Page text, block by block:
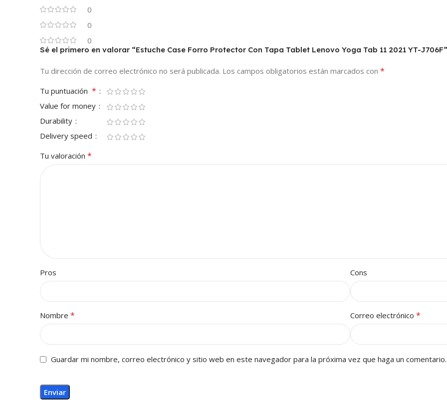
0
0
0
Sé el primero en valorar “Estuche Case Forro Protector Con Tapa Tablet Lenovo Yoga Tab 11 2021 YT-J706F”
Tu dirección de correo electrónico no será publicada. Los campos obligatorios están marcados con *
Tu puntuación *
Value for money
Durability
Delivery speed
Tu valoración *
Pros Cons
Nombre * Correo electrónico *
Guardar mi nombre, correo electrónico y sitio web en este navegador para la próxima vez que haga un comentario.